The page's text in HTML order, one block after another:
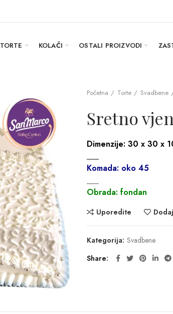
TORTE KOLAČI OSTALI PROIZVODI
Početna Torte Svadbene
Sretno
Dimenzije: 30 x 30 x
___
Komada: oko 45
Obrada: fondan
Uporedite
Kategorija: Svadbene
Share